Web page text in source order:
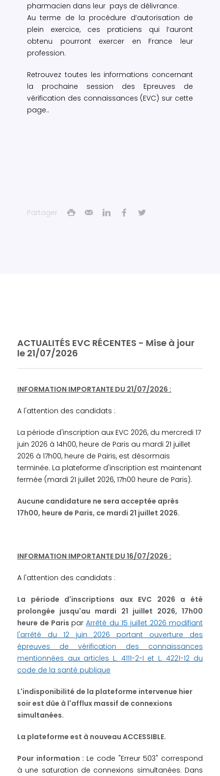
pharmacien dans leur pays de délivrance.
Au terme de la procédure d’autorisation de
plein exercice, ces praticiens qui l’auront
obtenu pourront exercer en France leur
profession.
Retrouvez toutes les informations concernant
la prochaine session des Epreuves de
vérification des connaissances (EVC) sur cette
page..
Partager
ACTUALITÉS EVC RÉCENTES - Mise à jour
le 21/07/2026
INFORMATION IMPORTANTE DU 21/07/2026 :
A l'attention des candidats :
La période d'inscription aux EVC 2026, du mercredi 17
juin 2026 à 14h00, heure de Paris au mardi 21 juillet
2026 à 17h00, heure de Pairis, est désormais
terminée. La plateforme d'inscription est maintenant
fermée (mardi 21 juillet 2026, 17h00 heure de Paris).
Aucune candidature ne sera acceptée après
17h00, heure de Paris, ce mardi 21 juillet 2026.
INFORMATION IMPORTANTE DU 16/07/2026 :
A l'attention des candidats :
La période d'inscriptions aux EVC 2026 a été
prolongée jusqu'au mardi 21 juillet 2026, 17h00
heure de Paris parArrêté du 15 juillet 2026 modifiant
l'arrêté du 12 juin 2026 portant ouverture des
épreuves de vérification des connaissances
mentionnées aux articles L. 4111-2-I et L. 4221-12 du
code de la santé publique
L'indisponibilité de la plateforme intervenue hier
soir est dûe à l'afflux massif de connexions
simultanées.
La plateforme est à nouveau ACCESSIBLE.
Pour information : Le code "Erreur 503" correspond
à une saturation de connexions simultanées. Dans